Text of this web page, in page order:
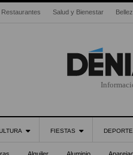
Restaurantes Salud y Bienestar
FIESTAS